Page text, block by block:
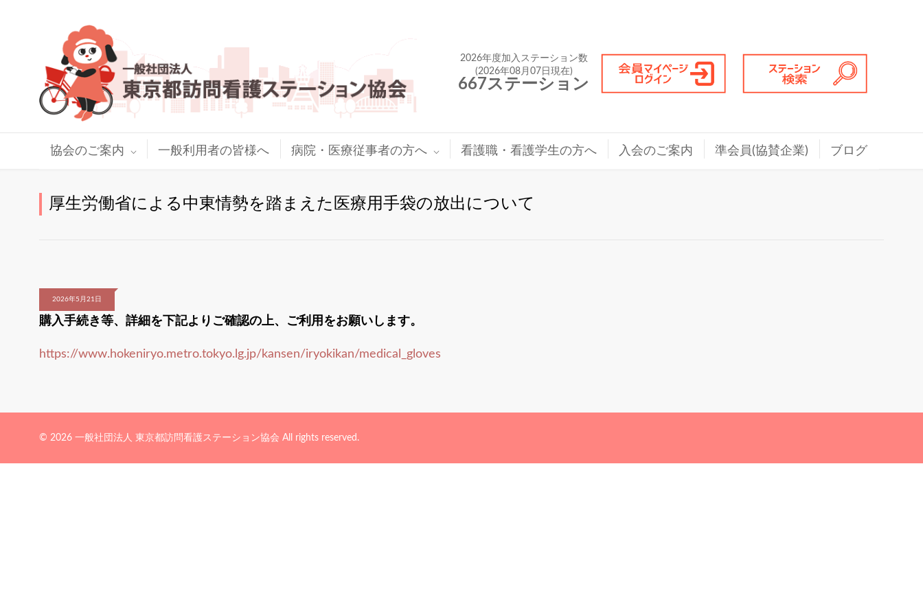
2026年度加入ステーション数
(2026年08月07日現在)
667ステーション
協会のご案内 一般利用者の皆様へ 病院・医療従事者の方へ 看護職・看護学生の方へ 入会のご案内 準会員(協賛企業) ブログ
厚生労働省による中東情勢を踏まえた医療用手袋の放出について
2026年5月21日
購入手続き等、詳細を下記よりご確認の上、ご利用をお願いします。
https://www.hokeniryo.metro.tokyo.lg.jp/kansen/iryokikan/medical_gloves
© 2026 一般社団法人 東京都訪問看護ステーション協会 All rights reserved.